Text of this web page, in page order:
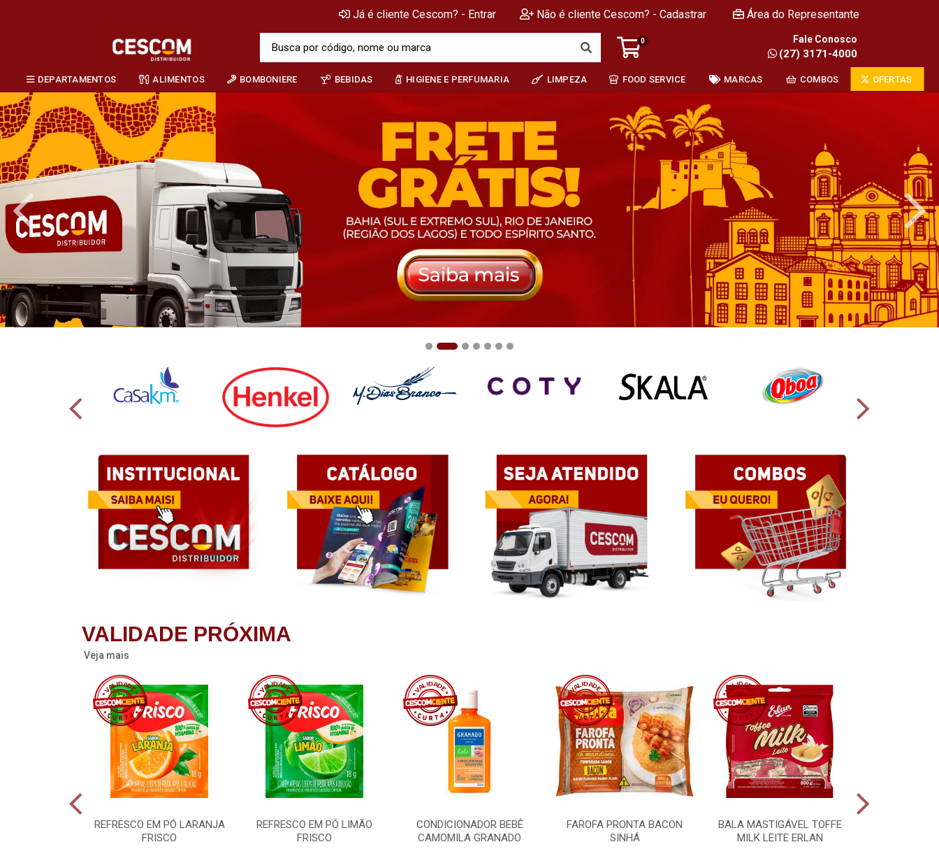
Já é cliente Cescom? - Entrar Não é cliente Cescom? - Cadastrar Área do Representante
0 Fale Conosco
(27) 3171-4000
DEPARTAMENTOS ALIMENTOS BOMBONIERE BEBIDAS HIGIENE E PERFUMARIA LIMPEZA FOOD SERVICE MARCAS COMBOS OFERTAS
VALIDADE PRÓXIMA
Veja mais
REFRESCO EM PÓ LARANJA
FRISCO
REFRESCO EM PÓ LIMÃO
FRISCO
CONDICIONADOR BEBÊ
CAMOMILA GRANADO
FAROFA PRONTA BACON
SINHÁ
BALA MASTIGÁVEL TOFFE
MILK LEITE ERLAN